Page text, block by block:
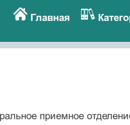
Главная
приемное